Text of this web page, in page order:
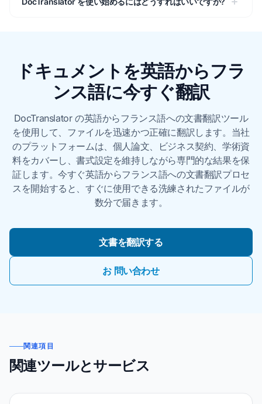
ドキュメントを英語からフラ
ンス語に今すぐ翻訳
DocTranslator の英語からフランス語への文書翻訳ツール
を使用して、ファイルを迅速かつ正確に翻訳します。当社
のプラットフォームは、個人論文、ビジネス契約、学術資
料をカバーし、書式設定を維持しながら専門的な結果を保
証します。今すぐ英語からフランス語への文書翻訳プロセ
スを開始すると、すぐに使用できる洗練されたファイルが
数分で届きます。
文書を翻訳する
お 問い合わせ
関連項目
関連ツールとサービス